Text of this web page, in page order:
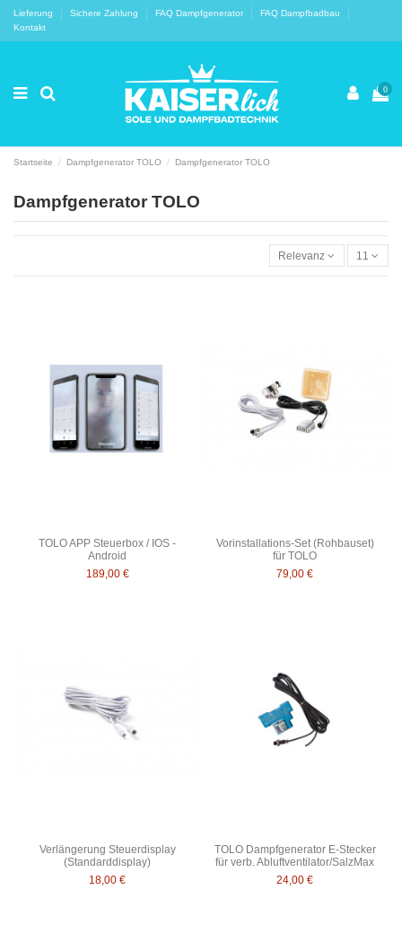
Lieferung Sichere Zahlung FAQ Dampfgenerator
FAQ Dampfbadbau
Kontakt
0
Startseite Dampfgenerator TOLO Dampfgenerator TOLO
Dampfgenerator TOLO
Relevanz 11
TOLO APP Steuerbox / IOS -
Android
189,00 €
Vorinstallations-Set (Rohbauset)
für TOLO
79,00 €
Verlängerung Steuerdisplay
(Standarddisplay)
18,00 €
TOLO Dampfgenerator E-Stecker
für verb. Abluftventilator/SalzMax
24,00 €